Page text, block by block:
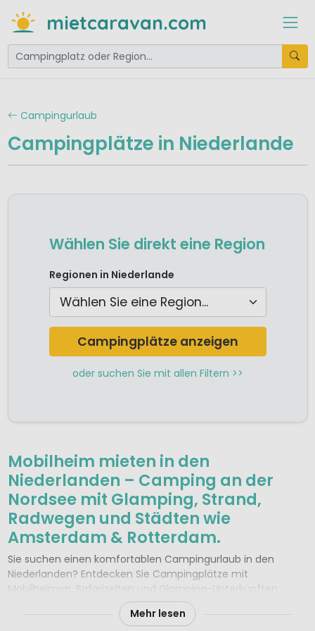
mietcaravan.com
Campingurlaub
Campingplätze in Niederlande
Wählen Sie direkt eine Region
Camping Drenthe
Camping Flevoland
Camping Friesland
Camping Gelderland / Veluwe
Camping Groningen
Camping Limburg
Camping Nordbrabant
Camping Utrecht
Camping Zeeland
Regionen in Niederlande
Campingplätze anzeigen
oder suchen Sie mit allen Filtern >>
Mobilheim mieten in den
Niederlanden – Camping an der
Nordsee mit Glamping, Strand,
Radwegen und Städten wie
Amsterdam & Rotterdam.
Sie suchen einen komfortablen Campingurlaub in den
Niederlanden? Entdecken Sie Campingplätze mit
Mobilheimen, Safarizelten und Glamping-Unterkünften
entlang der 250 Kilometer langen Küste – von den
Watteninseln bis nach Zeeland. Breite Sandstrände,
Mehr lesen